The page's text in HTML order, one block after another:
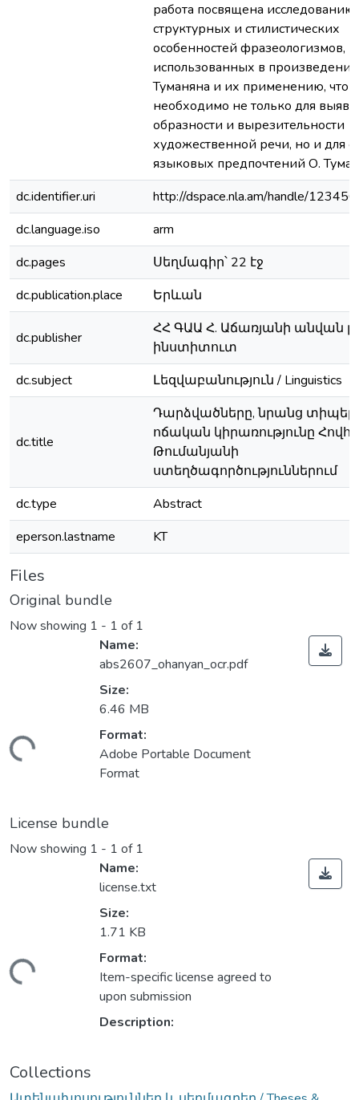
работа посвящена исследованию
структурных и стилистических
особенностей фразеологизмов,
использованных в
Туманяна и их применению, что
необходимо не только для
образности и вырезительности
художественной речи, но и для
языковых предпочтений О.
dc.identifier.uri
http://dspace.nla.am/handle/
dc.language.iso
arm
dc.pages
Սեղմագիր՝ 22 էջ
dc.publication.place
Երևան
dc.publisher
ՀՀ ԳԱԱ Հ. Աճառյանի անվան
ինստիտուտ
dc.subject
Լեզվաբանություն / Linguistics
dc.title
Դարձվածները, նրանց
ոճական կիրառությունը
Թումանյանի
ստեղծագործություններում
dc.type
Abstract
eperson.lastname
KT
Files
Original bundle
Now showing 1 - 1 of 1
Name:
abs2607_ohanyan_ocr.pdf
Size:
6.46 MB
Format:
Adobe Portable Document
Format
License bundle
Now showing 1 - 1 of 1
Name:
license.txt
Size:
1.71 KB
Format:
Item-specific license agreed to
upon submission
Description:
Collections